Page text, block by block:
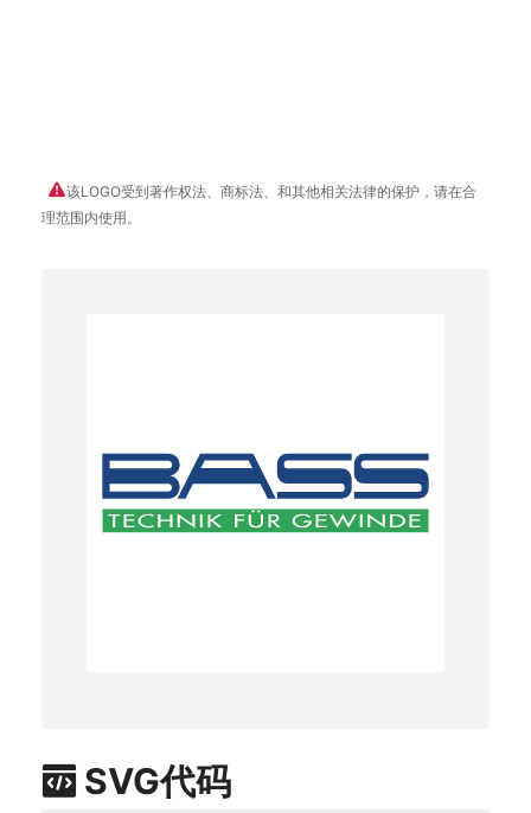
该LOGO受到著作权法、商标法、和其他相关法律的保护，请在合
理范围内使用。
SVG代码